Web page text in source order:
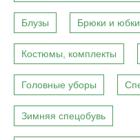
Блузы Брюки и юбки
Костюмы, комплекты
Головные уборы
Зимняя спецобувь